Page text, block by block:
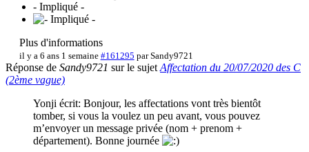
- Impliqué -
Plus d'informations
il y a 6 ans 1 semaine #161295 parSandy9721
Réponse de Sandy9721 sur le sujet Affectation du 20/07/2020 des C
(2ème vague)
Yonji écrit: Bonjour, les affectations vont très bientôt
tomber, si vous la voulez un peu avant, vous pouvez
m’envoyer un message privée (nom + prenom +
département). Bonne journée